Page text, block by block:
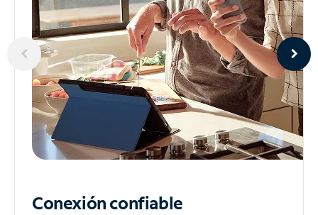
Conexión confiable